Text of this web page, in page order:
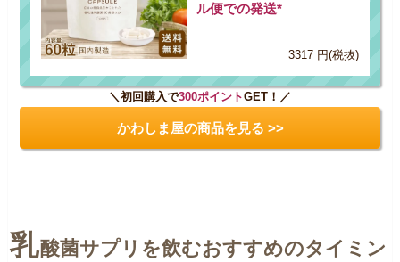
ル便での発送*
3317 円(税抜)
＼初回購入で300ポイントGET！／
かわしま屋の商品を見る >>
乳酸菌サプリを飲むおすすめのタイミン